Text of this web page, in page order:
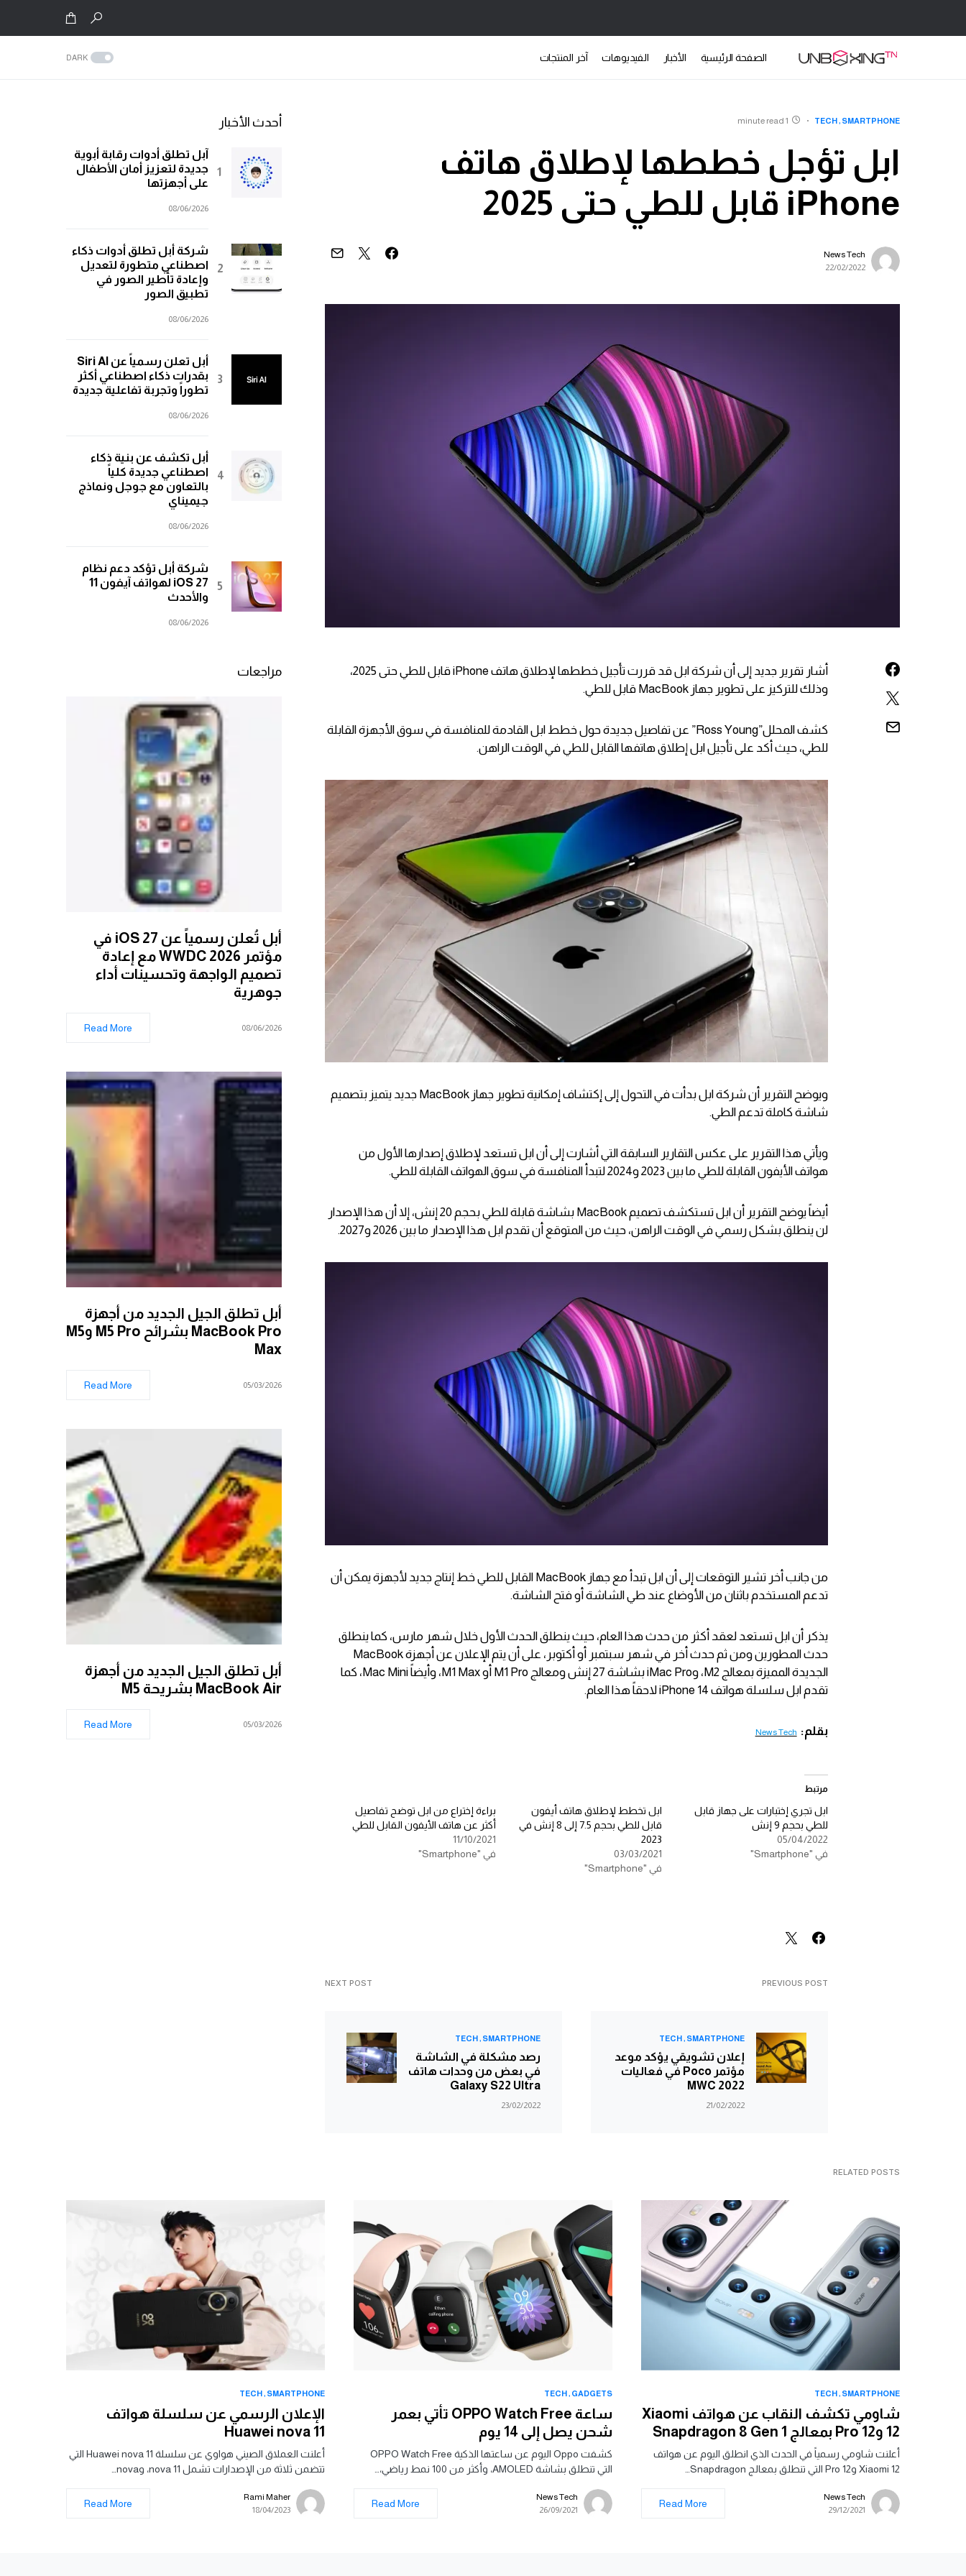
الصفحة الرئيسية الأخبار الفيديوهات آخر المنتجات DARK
SMARTPHONE
TECH
1 minute read
ابل تؤجل خططها لإطلاق هاتف
iPhone قابل للطي حتى 2025
News Tech
22/02/2022
أشار تقرير جديد إلى أن شركة ابل قد قررت تأجيل خططها لإطلاق هاتف iPhone قابل للطي حتى 2025،
وذلك للتركيز على تطوير جهاز MacBook قابل للطي.
كشف المحلل”Ross Young” عن تفاصيل جديدة حول خطط ابل القادمة للمنافسة في سوق الأجهزة القابلة
للطي، حيث أكد على تأجيل ابل إطلاق هاتفها القابل للطي في الوقت الراهن.
ويوضح التقرير أن شركة ابل بدأت في التحول إلى إكتشاف إمكانية تطوير جهاز MacBook جديد يتميز بتصميم
شاشة كاملة تدعم الطي.
ويأتي هذا التقرير على عكس التقارير السابقة التي أشارت إلى أن ابل تستعد لإطلاق إصدارها الأول من
هواتف الأيفون القابلة للطي ما بين 2023 و2024 لتبدأ المنافسة في سوق الهواتف القابلة للطي.
أيضاً يوضح التقرير أن ابل تستكشف تصميم MacBook بشاشة قابلة للطي بحجم 20 إنش، إلا أن هذا الإصدار
لن ينطلق بشكل رسمي في الوقت الراهن، حيث من المتوقع أن تقدم ابل هذا الإصدار ما بين 2026 و2027.
من جانب أخر تشير التوقعات إلى أن ابل تبدأ مع جهاز MacBook القابل للطي خط إنتاج جديد لأجهزة يمكن أن
تدعم المستخدم باثنان من الأوضاع عند طي الشاشة أو فتح الشاشة.
يذكر أن ابل تستعد لعقد أكثر من حدث هذا العام، حيث ينطلق الحدث الأول خلال شهر مارس، كما ينطلق
حدث المطورين ومن ثم حدث أخر في شهر سبتمبر أو أكتوبر، على أن يتم الإعلان عن أجهزة MacBook
الجديدة المميزة بمعالج M2، وiMac Pro بشاشة 27 إنش ومعالج M1 Pro أو M1 Max، وأيضاً Mac Mini، كما
تقدم ابل سلسلة هواتف iPhone 14 لاحقاً هذا العام.
بقلم: News Tech
مرتبط
ابل تجري إختبارات على جهاز قابل
للطي بحجم 9 إنش
05/04/2022
في "Smartphone"
ابل تخطط لإطلاق هاتف أيفون
قابل للطي بحجم 7.5 إلى 8 إنش في
2023
03/03/2021
في "Smartphone"
براءة إختراع من ابل توضح تفاصيل
أكثر عن هاتف الأيفون القابل للطي
11/10/2021
في "Smartphone"
PREVIOUS POST
SMARTPHONE
TECH
إعلان تشويقي يؤكد موعد
مؤتمر Poco في فعاليات
MWC 2022
21/02/2022
NEXT POST
SMARTPHONE
TECH
رصد مشكلة في الشاشة
في بعض من وحدات هاتف
Galaxy S22 Ultra
23/02/2022
أحدث الأخبار
آبل تطلق أدوات رقابة أبوية
جديدة لتعزيز أمان الأطفال
على أجهزتها
08/06/2026
شركة أبل تطلق أدوات ذكاء
اصطناعي متطورة لتعديل
وإعادة تأطير الصور في
تطبيق الصور
08/06/2026
أبل تعلن رسمياً عن Siri AI
بقدرات ذكاء اصطناعي أكثر
تطوراً وتجربة تفاعلية جديدة
08/06/2026
أبل تكشف عن بنية ذكاء
اصطناعي جديدة كلياً
بالتعاون مع جوجل ونماذج
جيميناي
08/06/2026
شركة أبل تؤكد دعم نظام
iOS 27 لهواتف آيفون 11
والأحدث
08/06/2026
مراجعات
أبل تُعلن رسمياً عن iOS 27 في
مؤتمر WWDC 2026 مع إعادة
تصميم الواجهة وتحسينات أداء
جوهرية
08/06/2026
Read More
أبل تطلق الجيل الجديد من أجهزة
MacBook Pro بشرائح M5 Pro وM5
Max
05/03/2026
Read More
أبل تطلق الجيل الجديد من أجهزة
MacBook Air بشريحة M5
05/03/2026
Read More
RELATED POSTS
SMARTPHONE
TECH
شاومي تكشف النقاب عن هواتف Xiaomi
12 و12 Pro بمعالج Snapdragon 8 Gen 1
أعلنت شاومي رسمياً في الحدث الذي انطلق اليوم عن هواتف
Xiaomi 12 و12 Pro التي تنطلق بمعالج Snapdragon…
News Tech
29/12/2021
Read More
GADGETS
TECH
ساعة OPPO Watch Free تأتي بعمر
شحن يصل إلى 14 يوم
كشفت Oppo اليوم عن ساعتها الذكية OPPO Watch Free
التي تنطلق بشاشة AMOLED، وأكثر من 100 نمط رياضي،…
News Tech
26/09/2021
Read More
SMARTPHONE
TECH
الإعلان الرسمي عن سلسلة هواتف
Huawei nova 11
أعلنت العملاق الصيني هواوي عن سلسلة Huawei nova 11 التي
تتضمن ثلاثة من الإصدارات تشمل nova 11، وnova…
Rami Maher
18/04/2023
Read More